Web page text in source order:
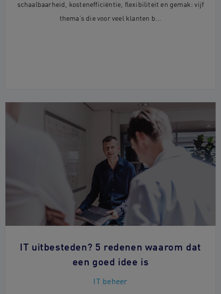
schaalbaarheid, kostenefficiëntie, flexibiliteit en gemak: vijf
thema’s die voor veel klanten b...
IT uitbesteden? 5 redenen waarom dat
een goed idee is
IT beheer